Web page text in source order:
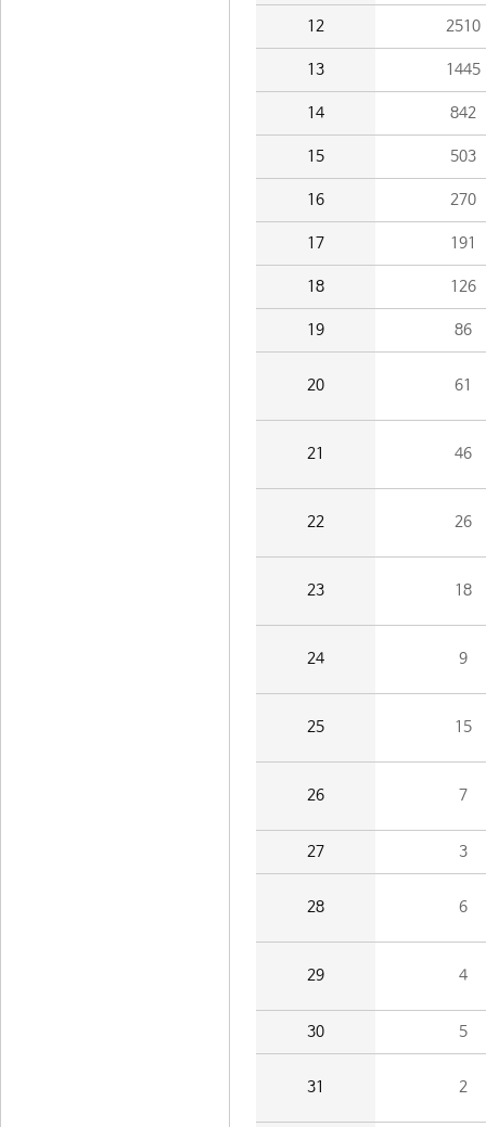
12 2510
13 1445
14 842
15 503
16 270
17 191
18 126
19 86
20 61
21 46
22 26
23 18
24 9
25 15
26 7
27 3
28 6
29 4
30 5
31 2